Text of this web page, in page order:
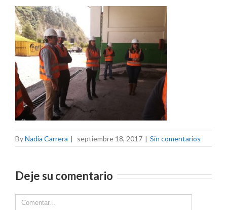
ByNadia Carrera | septiembre 18, 2017 | Sin comentarios
Deje su comentario
Comment